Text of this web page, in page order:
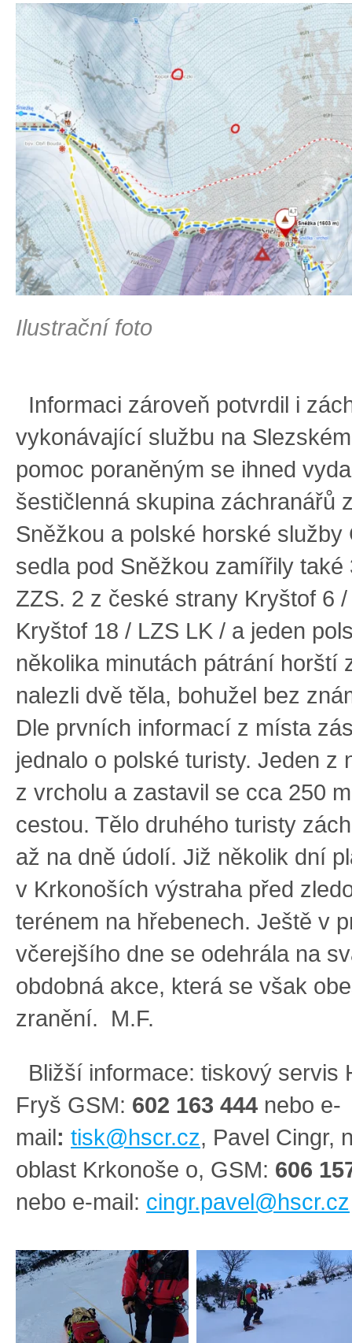
Ilustrační foto
Informaci zároveň potvrdil i
vykonávající službu na
pomoc poraněným se ihned
šestičlenná skupina záchranářů
Sněžkou a polské horské služby
sedla pod Sněžkou zamířily také
ZZS. 2 z české strany Kryštof 6
Kryštof 18 / LZS LK / a jeden
několika minutách pátrání horští
nalezli dvě těla, bohužel bez
Dle prvních informací z místa
jednalo o polské turisty. Jeden z
z vrcholu a zastavil se cca 250
cestou. Tělo druhého turisty
až na dně údolí. Již několik dní
v Krkonoších výstraha před
terénem na hřebenech. Ještě v
včerejšího dne se odehrála na
obdobná akce, která se však
zranění. M.F.
Bližší informace: tiskový servis
Fryš GSM: 602 163 444 nebo e-
mail : tisk@hscr.cz, Pavel Cingr,
oblast Krkonoše o, GSM: 606
nebo e-mail: cingr.pavel@hscr.cz